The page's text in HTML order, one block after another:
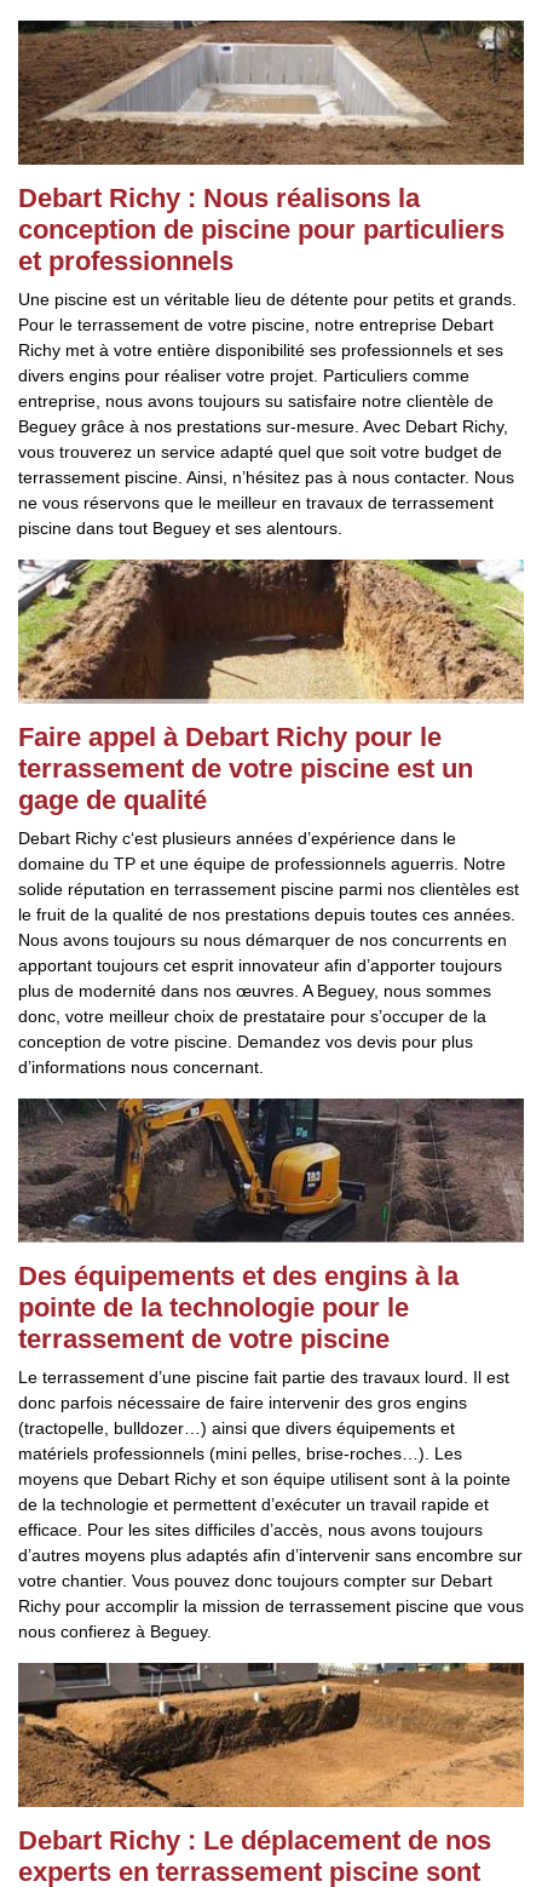
Debart Richy : Nous réalisons la
conception de piscine pour particuliers
et professionnels
Une piscine est un véritable lieu de détente pour petits et grands.
Pour le terrassement de votre piscine, notre entreprise Debart
Richy met à votre entière disponibilité ses professionnels et ses
divers engins pour réaliser votre projet. Particuliers comme
entreprise, nous avons toujours su satisfaire notre clientèle de
Beguey grâce à nos prestations sur-mesure. Avec Debart Richy,
vous trouverez un service adapté quel que soit votre budget de
terrassement piscine. Ainsi, n’hésitez pas à nous contacter. Nous
ne vous réservons que le meilleur en travaux de terrassement
piscine dans tout Beguey et ses alentours.
Faire appel à Debart Richy pour le
terrassement de votre piscine est un
gage de qualité
Debart Richy c‘est plusieurs années d’expérience dans le
domaine du TP et une équipe de professionnels aguerris. Notre
solide réputation en terrassement piscine parmi nos clientèles est
le fruit de la qualité de nos prestations depuis toutes ces années.
Nous avons toujours su nous démarquer de nos concurrents en
apportant toujours cet esprit innovateur afin d’apporter toujours
plus de modernité dans nos œuvres. A Beguey, nous sommes
donc, votre meilleur choix de prestataire pour s’occuper de la
conception de votre piscine. Demandez vos devis pour plus
d’informations nous concernant.
Des équipements et des engins à la
pointe de la technologie pour le
terrassement de votre piscine
Le terrassement d’une piscine fait partie des travaux lourd. Il est
donc parfois nécessaire de faire intervenir des gros engins
(tractopelle, bulldozer…) ainsi que divers équipements et
matériels professionnels (mini pelles, brise-roches…). Les
moyens que Debart Richy et son équipe utilisent sont à la pointe
de la technologie et permettent d’exécuter un travail rapide et
efficace. Pour les sites difficiles d’accès, nous avons toujours
d’autres moyens plus adaptés afin d’intervenir sans encombre sur
votre chantier. Vous pouvez donc toujours compter sur Debart
Richy pour accomplir la mission de terrassement piscine que vous
nous confierez à Beguey.
Debart Richy : Le déplacement de nos
experts en terrassement piscine sont